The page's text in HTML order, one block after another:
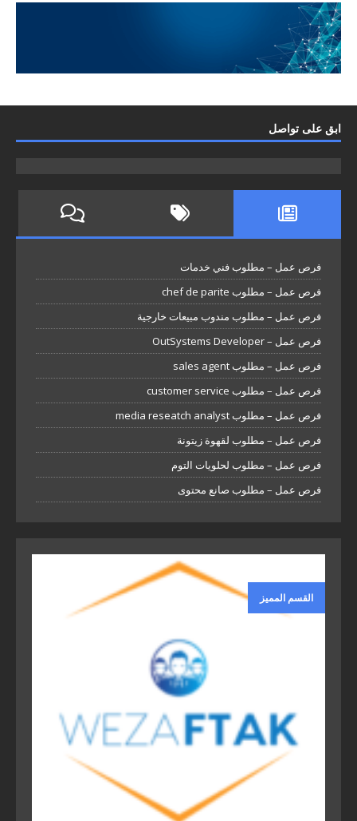
ابق على تواصل
فرص عمل – مطلوب فني خدمات
فرص عمل – مطلوب chef de parite
فرص عمل – مطلوب مندوب مبيعات خارجية
فرص عمل – OutSystems Developer
فرص عمل – مطلوب sales agent
فرص عمل – مطلوب customer service
فرص عمل – مطلوب media reseatch analyst
فرص عمل – مطلوب لقهوة زيتونة
فرص عمل – مطلوب لحلويات التوم
فرص عمل – مطلوب صانع محتوى
القسم المميز